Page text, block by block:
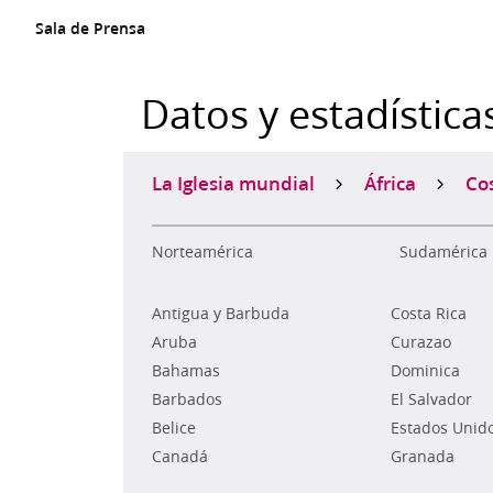
Sala de Prensa
Datos y
La Iglesia mundial África
Norteamérica Sudamérica
Antigua y Barbuda
Aruba
Bahamas
Barbados
Belice
Canadá
Costa Rica
Curazao
Dominica
El Salvador
Estados
Granada